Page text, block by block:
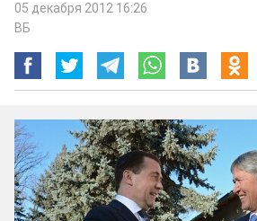
05 декабря 2012 16:26
ВБ